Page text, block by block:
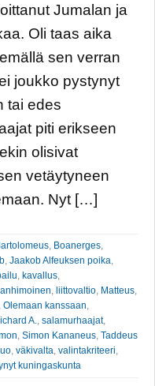
Jumalan ja
Oli taas aika
sen verran
joukko pystynyt
tai edes
piti erikseen
olisivat
vetäytyneen
Nyt […]
, Boanerges,
, Jaakob Alfeuksen poika,
, kavallus,
, liittovaltio, Matteus,
, Olemaan kanssaan,
A., salamurhaajat,
, Simon Kananeus, Taddeus
, väkivalta, valintakriteeri,
kuningaskunta